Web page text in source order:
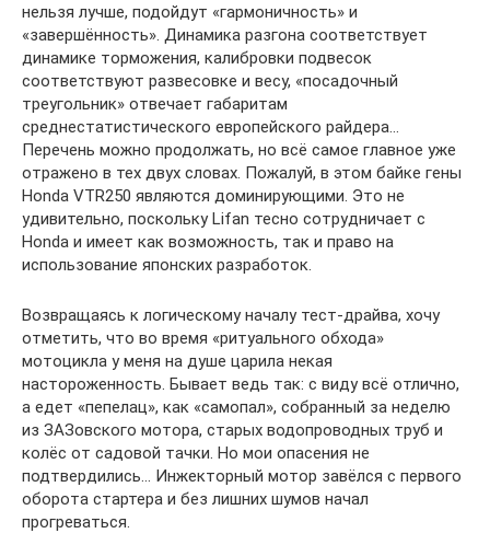
нельзя лучше, подойдут «гармоничность» и
«завершённость». Динамика разгона соответствует
динамике торможения, калибровки подвесок
соответствуют развесовке и весу, «посадочный
треугольник» отвечает габаритам
среднестатистического европейского райдера…
Перечень можно продолжать, но всё самое главное уже
отражено в тех двух словах. Пожалуй, в этом байке гены
Honda VTR250 являются доминирующими. Это не
удивительно, поскольку Lifan тесно сотрудничает с
Honda и имеет как возможность, так и право на
использование японских разработок.
Возвращаясь к логическому началу тест-драйва, хочу
отметить, что во время «ритуального обхода»
мотоцикла у меня на душе царила некая
настороженность. Бывает ведь так: c виду всё отлично,
а едет «пепелац», как «самопал», собранный за неделю
из ЗАЗовского мотора, старых водопроводных труб и
колёс от садовой тачки. Но мои опасения не
подтвердились… Инжекторный мотор завёлся с первого
оборота стартера и без лишних шумов начал
прогреваться.